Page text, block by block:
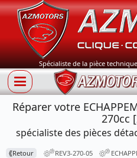
Spécialiste de la pièce
Réparer votre
270cc
spécialiste des pièces
⟪Retour REV3-270-05